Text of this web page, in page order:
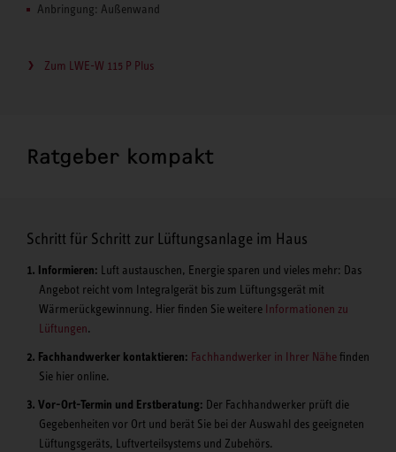
Anbringung: Außenwand
Zum LWE-W 115 P Plus
Ratgeber kompakt
Schritt für Schritt zur Lüftungsanlage im Haus
Informieren: Luft austauschen, Energie sparen und vieles mehr: Das
Angebot reicht vom Integralgerät bis zum Lüftungsgerät mit
Wärmerückgewinnung. Hier finden Sie weitere Informationen zu
Lüftungen.
Fachhandwerker kontaktieren: Fachhandwerker in Ihrer Nähefinden
Sie hier online.
Vor-Ort-Termin und Erstberatung: Der Fachhandwerker prüft die
Gegebenheiten vor Ort und berät Sie bei der Auswahl des geeigneten
Lüftungsgeräts, Luftverteilsystems und Zubehörs.